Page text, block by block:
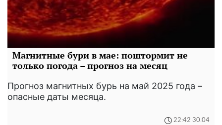
Магнитные бури в мае: поштормит не
только погода – прогноз на месяц
Прогноз магнитных бурь на май 2025 года –
опасные даты месяца.
22:42 30.04